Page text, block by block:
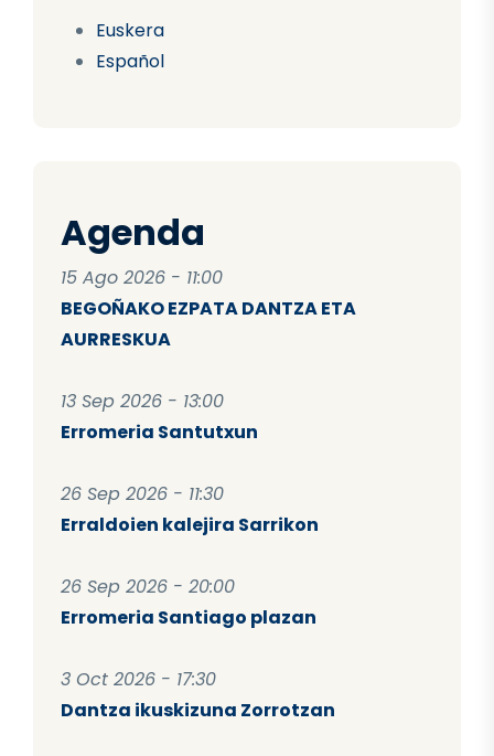
Euskera
Español
Agenda
15 Ago 2026 - 11:00
BEGOÑAKO EZPATA DANTZA ETA
AURRESKUA
13 Sep 2026 - 13:00
Erromeria Santutxun
26 Sep 2026 - 11:30
Erraldoien kalejira Sarrikon
26 Sep 2026 - 20:00
Erromeria Santiago plazan
3 Oct 2026 - 17:30
Dantza ikuskizuna Zorrotzan